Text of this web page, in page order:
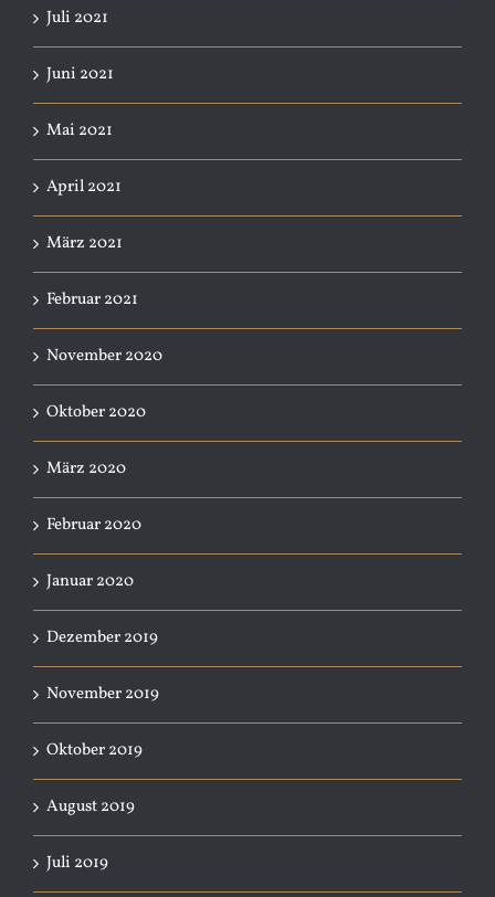
Juli 2021
Juni 2021
Mai 2021
April 2021
März 2021
Februar 2021
November 2020
Oktober 2020
März 2020
Februar 2020
Januar 2020
Dezember 2019
November 2019
Oktober 2019
August 2019
Juli 2019